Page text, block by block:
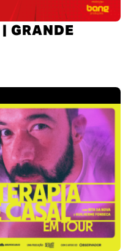
GRANDE